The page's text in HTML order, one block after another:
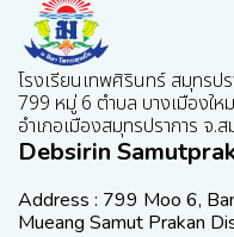
โรงเรียนเทพศิรินทร์ สมุทรปร
799 หมู่ 6 ตำบล บางเมืองใหม่
อำเภอเมืองสมุทรปราการ จ.
Debsirin
Address : 799 Moo 6,
Mueang Samut Prakan